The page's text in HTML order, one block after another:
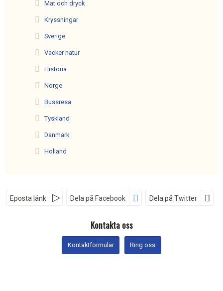
Mat och dryck
Kryssningar
Sverige
Vacker natur
Historia
Norge
Bussresa
Tyskland
Danmark
Holland
Eposta länk Dela på Facebook Dela på Twitter
Sociala medier
Kontakta oss
Kontaktformulär Ring oss